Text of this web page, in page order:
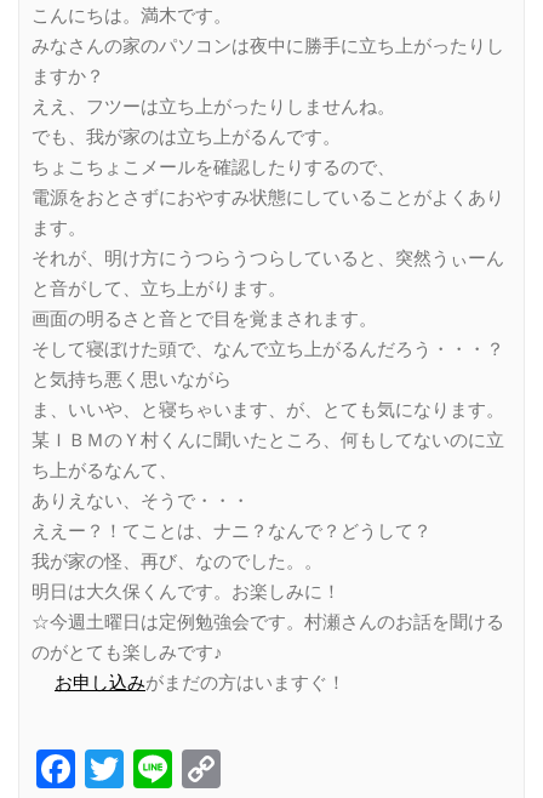
こんにちは。満木です。
みなさんの家のパソコンは夜中に勝手に立ち上がったりし
ますか？
ええ、フツーは立ち上がったりしませんね。
でも、我が家のは立ち上がるんです。
ちょこちょこメールを確認したりするので、
電源をおとさずにおやすみ状態にしていることがよくあり
ます。
それが、明け方にうつらうつらしていると、突然うぃーん
と音がして、立ち上がります。
画面の明るさと音とで目を覚まされます。
そして寝ぼけた頭で、なんで立ち上がるんだろう・・・？
と気持ち悪く思いながら
ま、いいや、と寝ちゃいます、が、とても気になります。
某ＩＢＭのＹ村くんに聞いたところ、何もしてないのに立
ち上がるなんて、
ありえない、そうで・・・
ええー？！てことは、ナニ？なんで？どうして？
我が家の怪、再び、なのでした。。
明日は大久保くんです。お楽しみに！
☆今週土曜日は定例勉強会です。村瀬さんのお話を聞ける
のがとても楽しみです♪
お申し込みがまだの方はいますぐ！
Facebook
Twitter
Line